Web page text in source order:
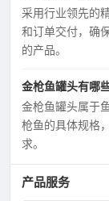
采用行业领先的
和订单交付，确
的产品。
金枪鱼罐头有哪
金枪鱼罐头属于
枪鱼的具体规格
求。
产品服务